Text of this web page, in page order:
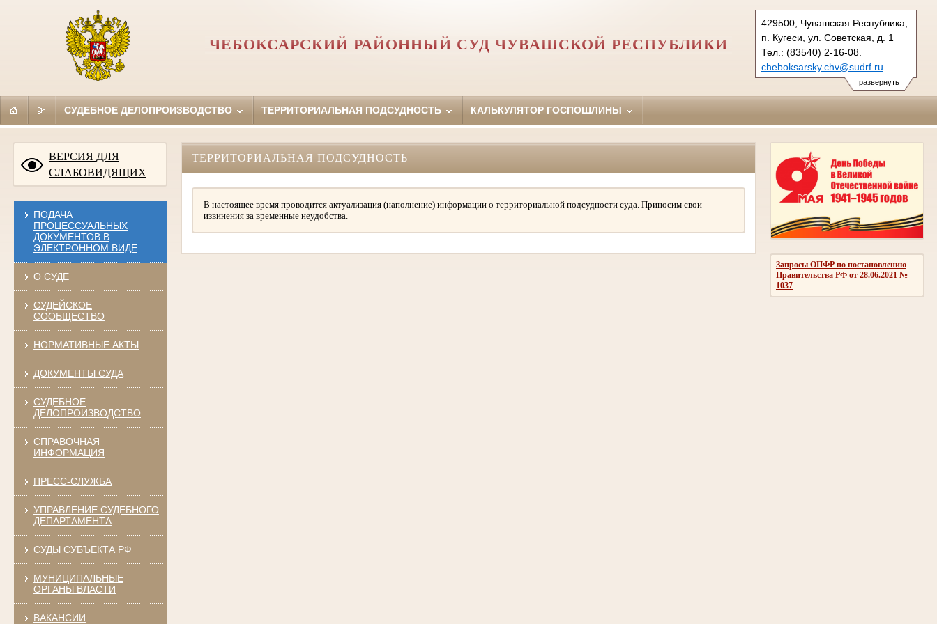
развернуть
429500, Чувашская Республика,
п. Кугеси, ул. Советская, д. 1
Тел.: (83540) 2-16-08.
cheboksarsky.chv@sudrf.ru
ЧЕБОКСАРСКИЙ РАЙОННЫЙ СУД ЧУВАШСКОЙ РЕСПУБЛИКИ
СУДЕБНОЕ ДЕЛОПРОИЗВОДСТВО ТЕРРИТОРИАЛЬНАЯ ПОДСУДНОСТЬ КАЛЬКУЛЯТОР ГОСПОШЛИНЫ
ВЕРСИЯ ДЛЯ
СЛАБОВИДЯЩИХ
ПОДАЧА
ПРОЦЕССУАЛЬНЫХ
ДОКУМЕНТОВ В
ЭЛЕКТРОННОМ ВИДЕ
О СУДЕ
СУДЕЙСКОЕ
СООБЩЕСТВО
НОРМАТИВНЫЕ АКТЫ
ДОКУМЕНТЫ СУДА
СУДЕБНОЕ
ДЕЛОПРОИЗВОДСТВО
СПРАВОЧНАЯ
ИНФОРМАЦИЯ
ПРЕСС-СЛУЖБА
УПРАВЛЕНИЕ СУДЕБНОГО
ДЕПАРТАМЕНТА
СУДЫ СУБЪЕКТА РФ
МУНИЦИПАЛЬНЫЕ
ОРГАНЫ ВЛАСТИ
ВАКАНСИИ
Запросы ОПФР по постановлению
Правительства РФ от 28.06.2021 №
1037
ТЕРРИТОРИАЛЬНАЯ ПОДСУДНОСТЬ
В настоящее время проводится актуализация (наполнение) информации о территориальной подсудности суда. Приносим свои
извинения за временные неудобства.